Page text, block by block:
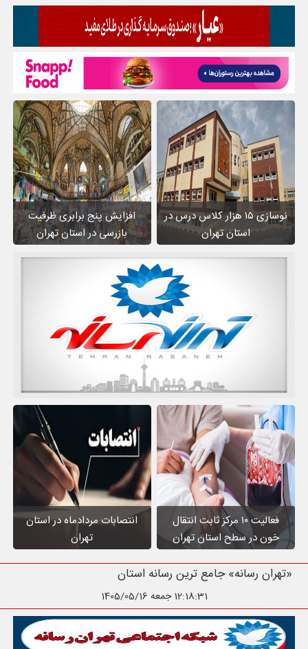
نوسازی ۱۵ هزار کلاس درس در
استان تهران
افزایش پنج برابری ظرفیت
بازرسی در استان تهران
فعالیت ۱۰ مرکز ثابت انتقال
خون در سطح استان تهران
انتصابات مردادماه در استان
تهران
«تهران رسانه» جامع ترین رسانه استان تهران
12:18:32 جمعه 1405/05/16